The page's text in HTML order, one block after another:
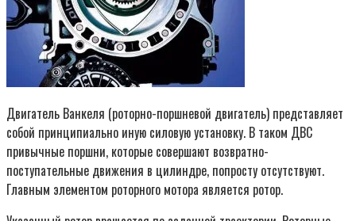
Двигатель Ванкеля (роторно-поршневой двигатель) представляет
собой принципиально иную силовую установку. В таком ДВС
привычные поршни, которые совершают возвратно-
поступательные движения в цилиндре, попросту отсутствуют.
Главным элементом роторного мотора является ротор.